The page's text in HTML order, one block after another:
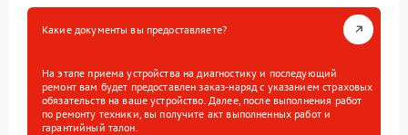
Какие документы вы предоставляете?
На этапе приема устройства на диагностику и последующий
ремонт вам будет предоставлен заказ-наряд с указанием страховых
обязательств на ваше устройство. Далее, после выполнения работ
по ремонту техники, вы получите акт выполненных работ и
гарантийный талон.